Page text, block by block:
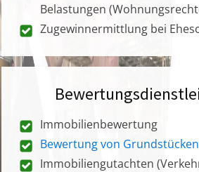
Belastungen
Zugewinnermittlung bei
Immobilienbewertung
Bewertung von Grundstücken
Immobiliengutachten